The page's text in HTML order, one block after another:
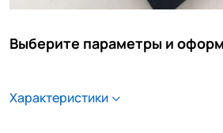
Выберите параметры и
Характеристики